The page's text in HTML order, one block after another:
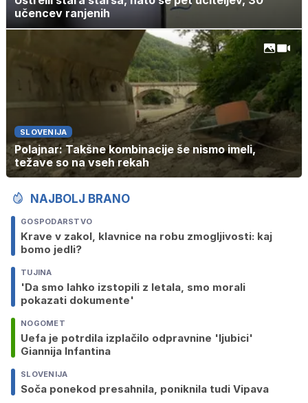
učencev ranjenih
SLOVENIJA
Polajnar: Takšne kombinacije še nismo imeli,
težave so na vseh rekah
NAJBOLJ BRANO
GOSPODARSTVO
Krave v zakol, klavnice na robu zmogljivosti: kaj
bomo jedli?
TUJINA
'Da smo lahko izstopili z letala, smo morali
pokazati dokumente'
NOGOMET
Uefa je potrdila izplačilo odpravnine 'ljubici'
Giannija Infantina
SLOVENIJA
Soča ponekod presahnila, poniknila tudi Vipava